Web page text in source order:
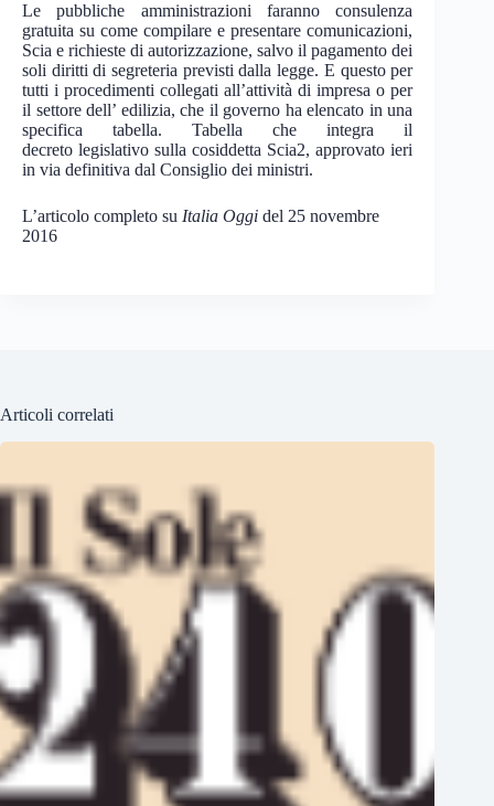
Le pubbliche amministrazioni faranno consulenza
gratuita su come compilare e presentare comunicazioni,
Scia e richieste di autorizzazione, salvo il pagamento dei
soli diritti di segreteria previsti dalla legge. E questo per
tutti i procedimenti collegati all’attività di impresa o per
il settore dell’ edilizia, che il governo ha elencato in una
specifica tabella. Tabella che integra il
decreto legislativo sulla cosiddetta Scia2, approvato ieri
in via definitiva dal Consiglio dei ministri.
L’articolo completo su Italia Oggi del 25 novembre
2016
Articoli correlati